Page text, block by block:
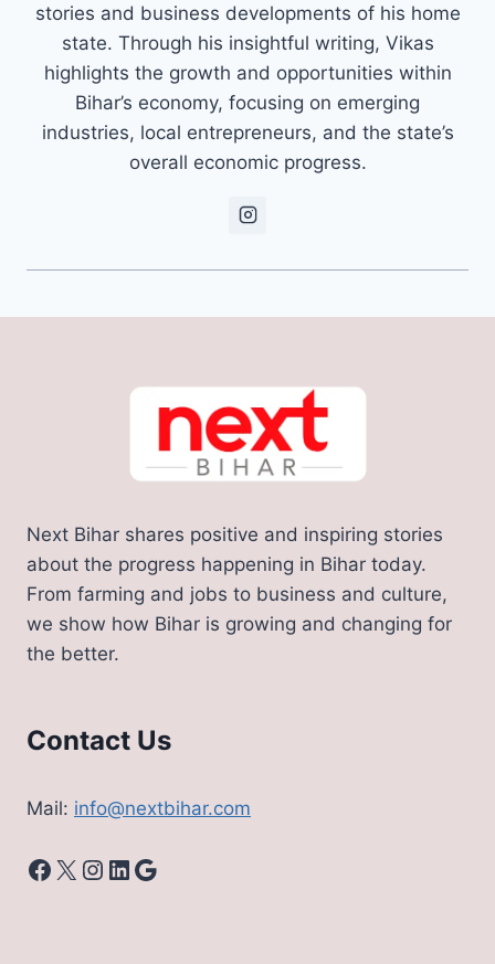
stories and business developments of his home
state. Through his insightful writing, Vikas
highlights the growth and opportunities within
Bihar’s economy, focusing on emerging
industries, local entrepreneurs, and the state’s
overall economic progress.
Next Bihar shares positive and inspiring stories
about the progress happening in Bihar today.
From farming and jobs to business and culture,
we show how Bihar is growing and changing for
the better.
Contact Us
Mail: info@nextbihar.com
Facebook
X Instagram
LinkedIn
Google